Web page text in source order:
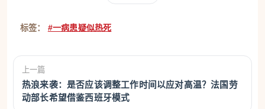
儿童医院病房高达40℃
也没有安装空调。为了阻挡阳光，医护人员不得不把
急救保温毯贴在窗户上，但效果十分有限。
标签： #一病患疑似热死
上一篇
热浪来袭：是否应该调整工作时间以应对高温？法国劳
动部长希望借鉴西班牙模式